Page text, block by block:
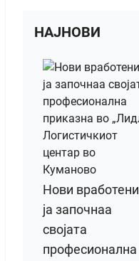
НАЈНОВИ
Нови вработени
ја започнаа
својата
професионална